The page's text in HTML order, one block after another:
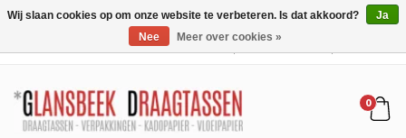
0
Wij slaan cookies op om onze website te verbeteren. Is dat akkoord?
Ja
Nee
Meer over cookies »